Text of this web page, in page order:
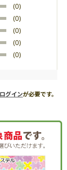
(0)
(0)
(0)
(0)
(0)
ログインが必要です。